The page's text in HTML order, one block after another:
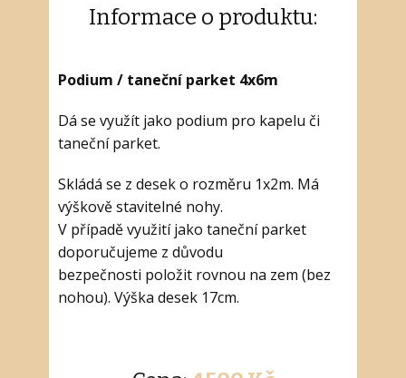
Informace o produktu:
Podium / taneční parket 4x6m
Dá se využít jako podium pro kapelu či
taneční parket.
Skládá se z desek o rozměru 1x2m. Má
výškově stavitelné nohy.
V případě využití jako taneční parket
doporučujeme z důvodu
bezpečnosti položit rovnou na zem (bez
nohou). Výška desek 17cm.